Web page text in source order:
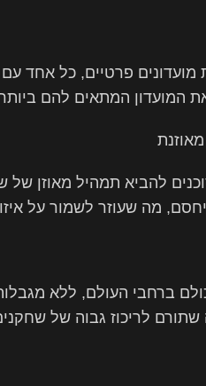
מועדונים פרטיים, כל אחד
המועדון המתאים להם
להביא תמהיל מאוזן
מה שעוזר לשמור על
ברחבי העולם, ללא
שתורם לריכוז גבוה של